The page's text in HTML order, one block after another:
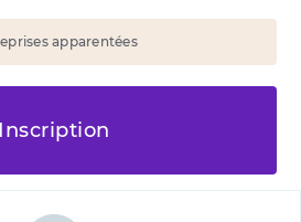
apparentées
Inscription